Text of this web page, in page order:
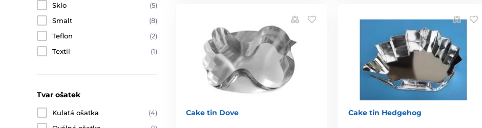
Sklo
(5)
Smalt
(8)
Teflon
(2)
Textil
(1)
Tvar ošatek
Kulatá ošatka
(4)
Cake tin Dove Cake tin Hedgehog